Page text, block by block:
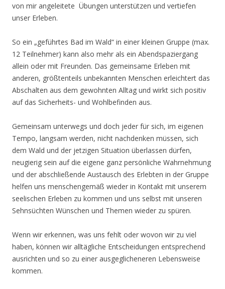
von mir angeleitete Übungen unterstützen und vertiefen
unser Erleben.
So ein „geführtes Bad im Wald“ in einer kleinen Gruppe (max.
12 Teilnehmer) kann also mehr als ein Abendspaziergang
allein oder mit Freunden. Das gemeinsame Erleben mit
anderen, größtenteils unbekannten Menschen erleichtert das
Abschalten aus dem gewohnten Alltag und wirkt sich positiv
auf das Sicherheits- und Wohlbefinden aus.
Gemeinsam unterwegs und doch jeder für sich, im eigenen
Tempo, langsam werden, nicht nachdenken müssen, sich
dem Wald und der jetzigen Situation überlassen dürfen,
neugierig sein auf die eigene ganz persönliche Wahrnehmung
und der abschließende Austausch des Erlebten in der Gruppe
helfen uns menschengemäß wieder in Kontakt mit unserem
seelischen Erleben zu kommen und uns selbst mit unseren
Sehnsüchten Wünschen und Themen wieder zu spüren.
Wenn wir erkennen, was uns fehlt oder wovon wir zu viel
haben, können wir alltägliche Entscheidungen entsprechend
ausrichten und so zu einer ausgeglicheneren Lebensweise
kommen.